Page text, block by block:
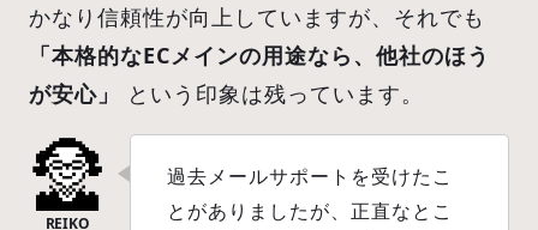
かなり信頼性が向上していますが、それでも
「本格的なECメインの用途なら、他社のほう
が安心」
という印象は残っています。
過去メールサポートを受けたこ
とがありましたが、正直なとこ